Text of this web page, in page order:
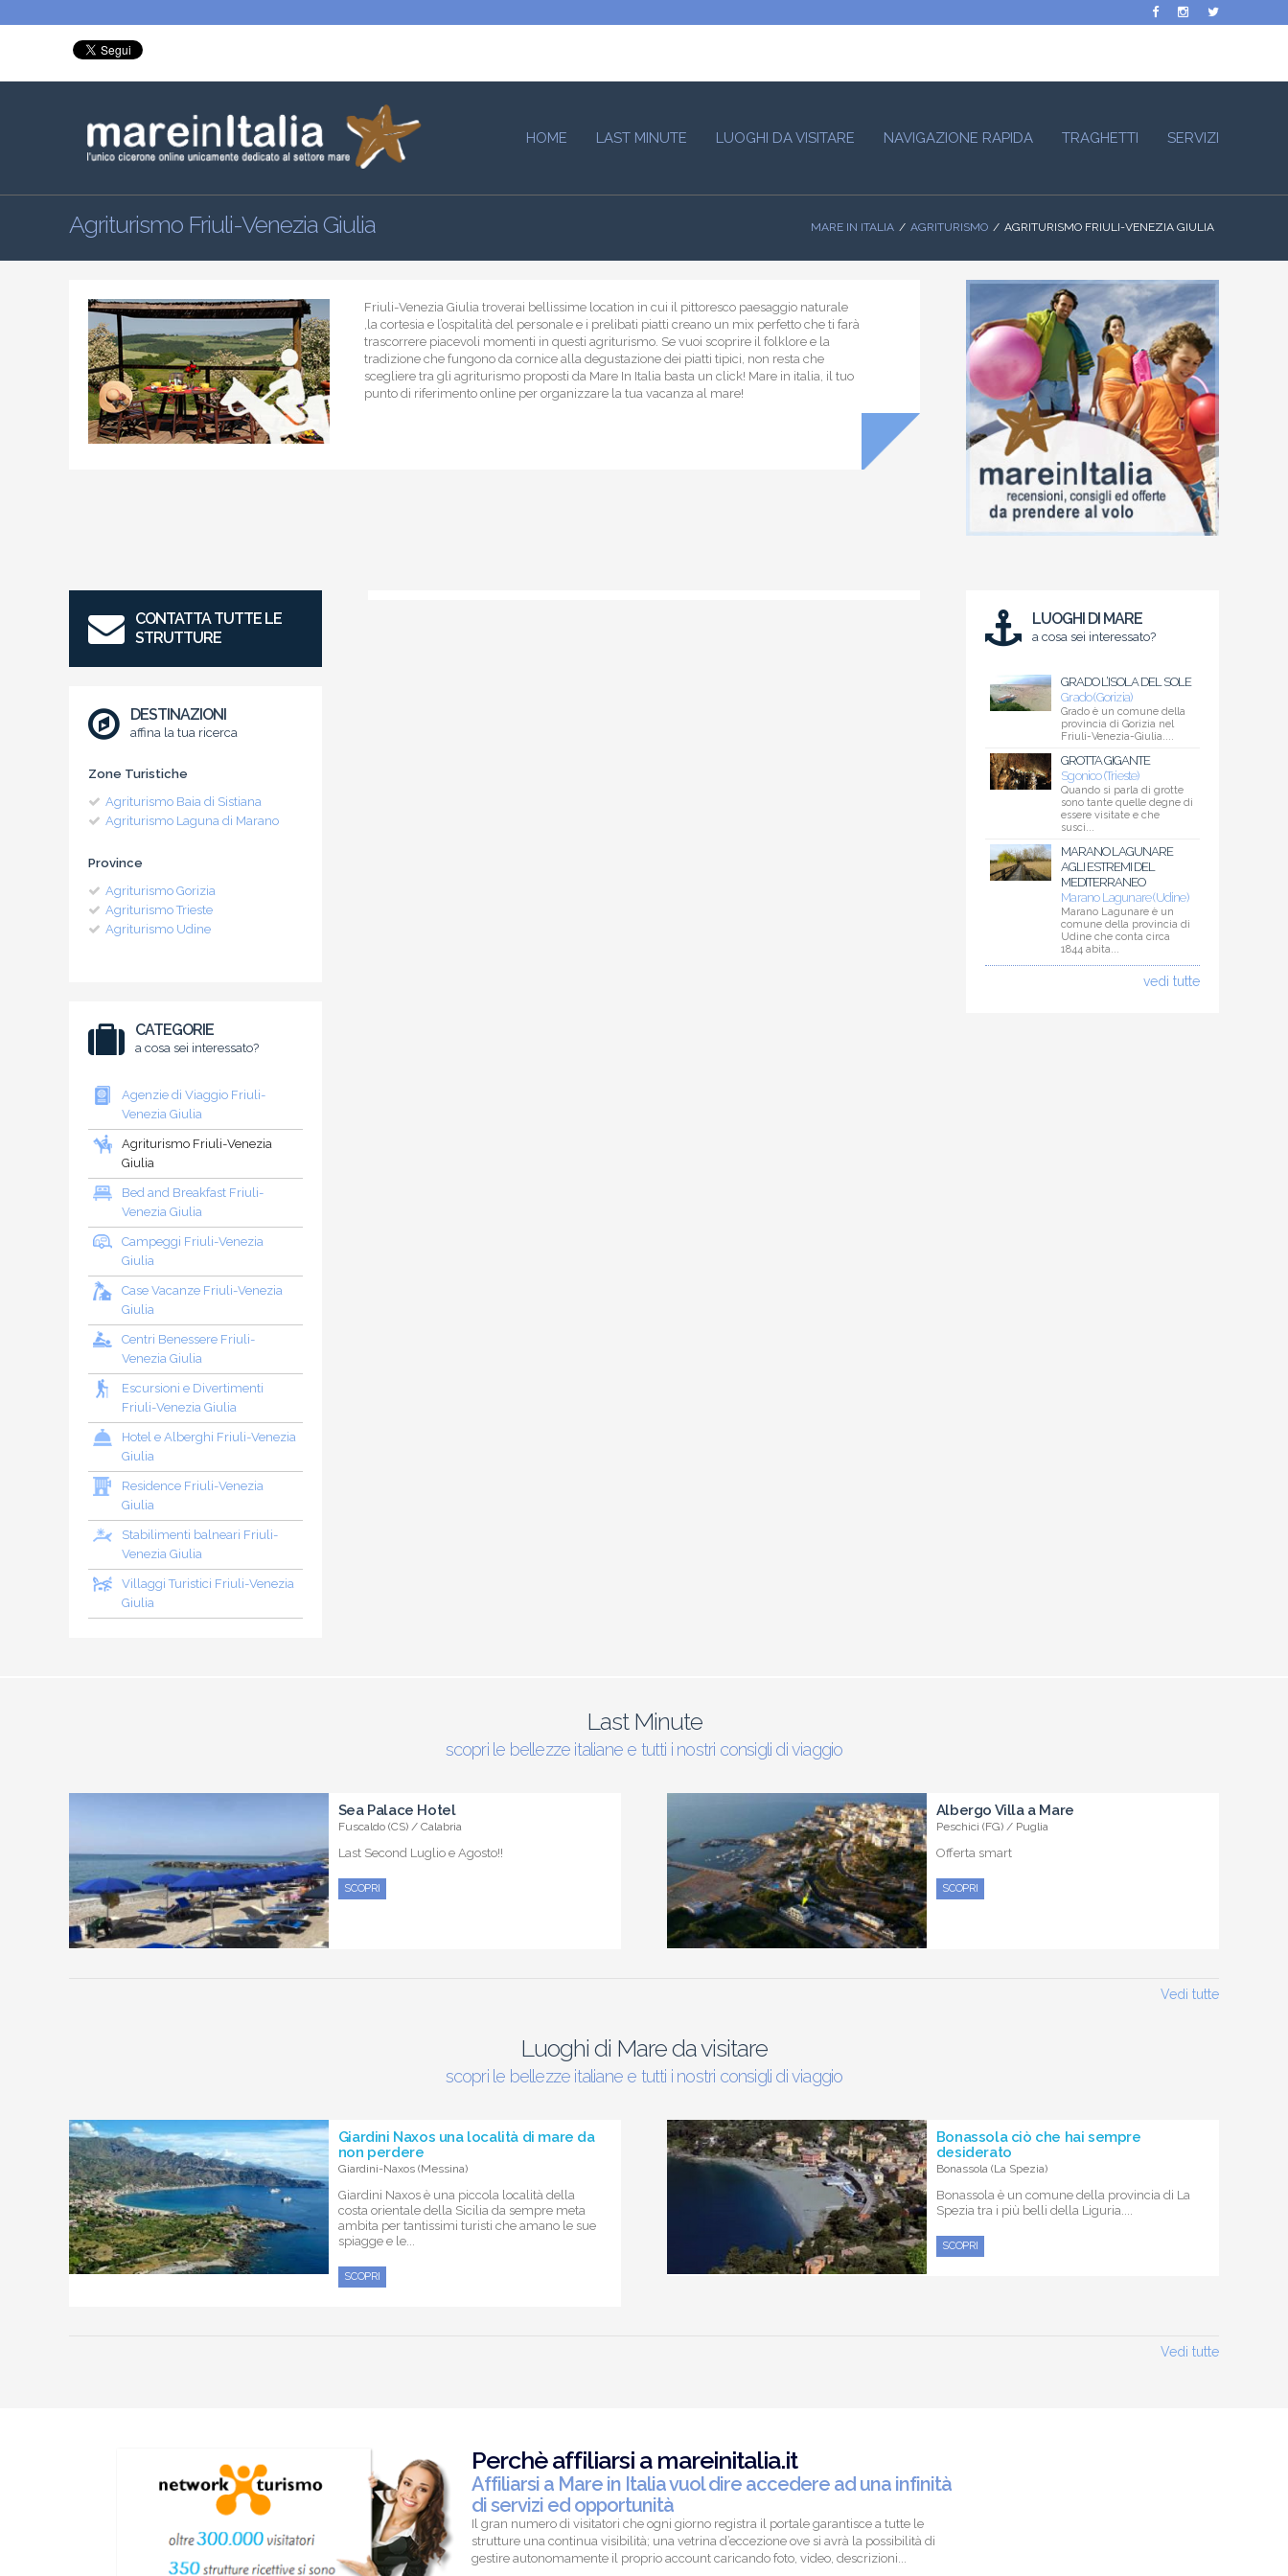
HOME LAST MINUTE LUOGHI DA VISITARE NAVIGAZIONE RAPIDA TRAGHETTI SERVIZI
Agriturismo Friuli-Venezia Giulia MARE IN ITALIA AGRITURISMO AGRITURISMO FRIULI-VENEZIA GIULIA
Friuli-Venezia Giulia troverai bellissime location in cui il pittoresco paesaggio naturale
,la cortesia e l’ospitalità del personale e i prelibati piatti creano un mix perfetto che ti farà
trascorrere piacevoli momenti in questi agriturismo. Se vuoi scoprire il folklore e la
tradizione che fungono da cornice alla degustazione dei piatti tipici, non resta che
scegliere tra gli agriturismo proposti da Mare In Italia basta un click! Mare in italia, il tuo
punto di riferimento online per organizzare la tua vacanza al mare!
CONTATTA TUTTE LE
STRUTTURE
DESTINAZIONI
affina la tua ricerca
Zone Turistiche
Agriturismo Baia di Sistiana
Agriturismo Laguna di Marano
Province
Agriturismo Gorizia
Agriturismo Trieste
Agriturismo Udine
CATEGORIE
a cosa sei interessato?
Agenzie di Viaggio Friuli-
Venezia Giulia
Agriturismo Friuli-Venezia
Giulia
Bed and Breakfast Friuli-
Venezia Giulia
Campeggi Friuli-Venezia
Giulia
Case Vacanze Friuli-Venezia
Giulia
Centri Benessere Friuli-
Venezia Giulia
Escursioni e Divertimenti
Friuli-Venezia Giulia
Hotel e Alberghi Friuli-Venezia
Giulia
Residence Friuli-Venezia
Giulia
Stabilimenti balneari Friuli-
Venezia Giulia
Villaggi Turistici Friuli-Venezia
Giulia
LUOGHI DI MARE
a cosa sei interessato?
GRADO L’ISOLA DEL SOLE
Grado (Gorizia)
Grado è un comune della
provincia di Gorizia nel
Friuli-Venezia-Giulia....
GROTTA GIGANTE
Sgonico (Trieste)
Quando si parla di grotte
sono tante quelle degne di
essere visitate e che
susci...
MARANO LAGUNARE
AGLI ESTREMI DEL
MEDITERRANEO
Marano Lagunare (Udine)
Marano Lagunare è un
comune della provincia di
Udine che conta circa
1844 abita...
vedi tutte
Last Minute
scopri le bellezze italiane e tutti i nostri consigli di viaggio
Sea Palace Hotel
Fuscaldo (CS) / Calabria
Last Second Luglio e Agosto!!
SCOPRI
Albergo Villa a Mare
Peschici (FG) / Puglia
Offerta smart
SCOPRI
Vedi tutte
Luoghi di Mare da visitare
scopri le bellezze italiane e tutti i nostri consigli di viaggio
Giardini Naxos una località di mare da
non perdere
Giardini-Naxos (Messina)
Giardini Naxos è una piccola località della
costa orientale della Sicilia da sempre meta
ambita per tantissimi turisti che amano le sue
spiagge e le...
SCOPRI
Bonassola ciò che hai sempre
desiderato
Bonassola (La Spezia)
Bonassola è un comune della provincia di La
Spezia tra i più belli della Liguria....
SCOPRI
Vedi tutte
Perchè affiliarsi a mareinitalia.it
Affiliarsi a Mare in Italia vuol dire accedere ad una infinità
di servizi ed opportunità
Il gran numero di visitatori che ogni giorno registra il portale garantisce a tutte le
strutture una continua visibilità; una vetrina d’eccezione ove si avrà la possibilità di
gestire autonomamente il proprio account caricando foto, video, descrizioni...